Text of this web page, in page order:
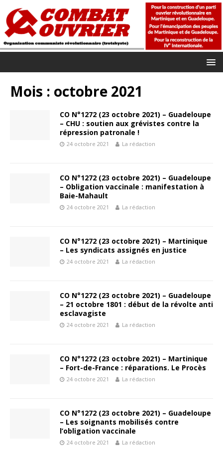
Mois : octobre 2021
CO N°1272 (23 octobre 2021) – Guadeloupe
– CHU : soutien aux grévistes contre la
répression patronale !
24 octobre 2021 La rédaction
CO N°1272 (23 octobre 2021) – Guadeloupe
– Obligation vaccinale : manifestation à
Baie-Mahault
24 octobre 2021 La rédaction
CO N°1272 (23 octobre 2021) – Martinique
– Les syndicats assignés en justice
24 octobre 2021 La rédaction
CO N°1272 (23 octobre 2021) – Guadeloupe
– 21 octobre 1801 : début de la révolte anti
esclavagiste
24 octobre 2021 La rédaction
CO N°1272 (23 octobre 2021) – Martinique
– Fort-de-France : réparations. Le Procès
24 octobre 2021 La rédaction
CO N°1272 (23 octobre 2021) – Guadeloupe
– Les soignants mobilisés contre
l’obligation vaccinale
24 octobre 2021 La rédaction